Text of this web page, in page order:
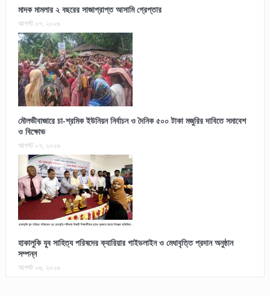
মাদক মামলার ২ বছরের সাজাপ্রাপ্ত আসামি গ্রেপ্তার
আগস্ট ০৭, ২০২৬
মৌলভীবাজারে চা-শ্রমিক ইউনিয়ন নির্বাচন ও দৈনিক ৫০০ টাকা মজুরির দাবিতে সমাবেশ
ও বিক্ষোভ
আগস্ট ০৭, ২০২৬
হাকালুকি যুব সাহিত্য পরিষদের ক্যারিয়ার গাইডলাইন ও মেধাবৃত্তি প্রদান অনুষ্ঠান
সম্পন্ন
আগস্ট ০৬, ২০২৬